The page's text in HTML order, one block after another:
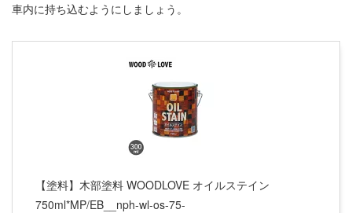
車内に持ち込むようにしましょう。
【塗料】木部塗料 WOODLOVE オイルステイン
750ml*MP/EB__nph-wl-os-75-